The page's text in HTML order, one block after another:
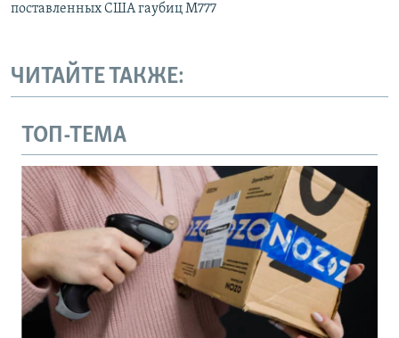
поставленных США гаубиц М777
ЧИТАЙТЕ ТАКЖЕ:
ТОП-ТЕМА